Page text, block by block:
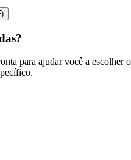
para ajudar você a escolher